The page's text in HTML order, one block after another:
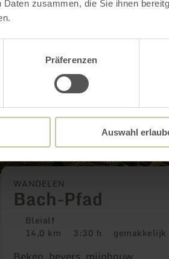
zusammen, die Sie ihnen
Präferenzen
Auswahl
WANDELEN
Bach-Pfad
Bleialf
Afstand:
14,0 km Duur:
3:30 h gemakkelijk